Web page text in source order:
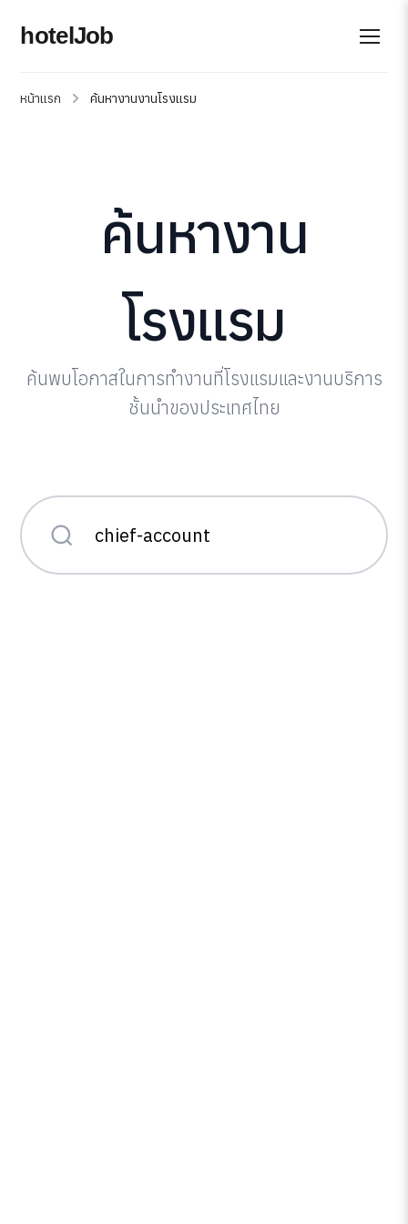
hotelJob
หน้าแรก ค้นหางานงานโรงแรม
ค้นหางาน
โรงแรม
ค้นพบโอกาสในการทำงานที่โรงแรมและงานบริการ
ชั้นนำของประเทศไทย